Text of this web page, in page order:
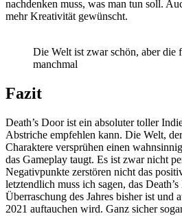
nachdenken muss, was man tun soll.
mehr Kreativität gewünscht.
Die Welt ist zwar schön, aber die
manchmal
Fazit
Death’s Door ist ein absoluter toller
Abstriche empfehlen kann. Die Welt,
Charaktere versprühen einen
das Gameplay taugt. Es ist zwar nicht
Negativpunkte zerstören nicht das
letztendlich muss ich sagen, das
Überraschung des Jahres bisher ist und
2021 auftauchen wird. Ganz sicher